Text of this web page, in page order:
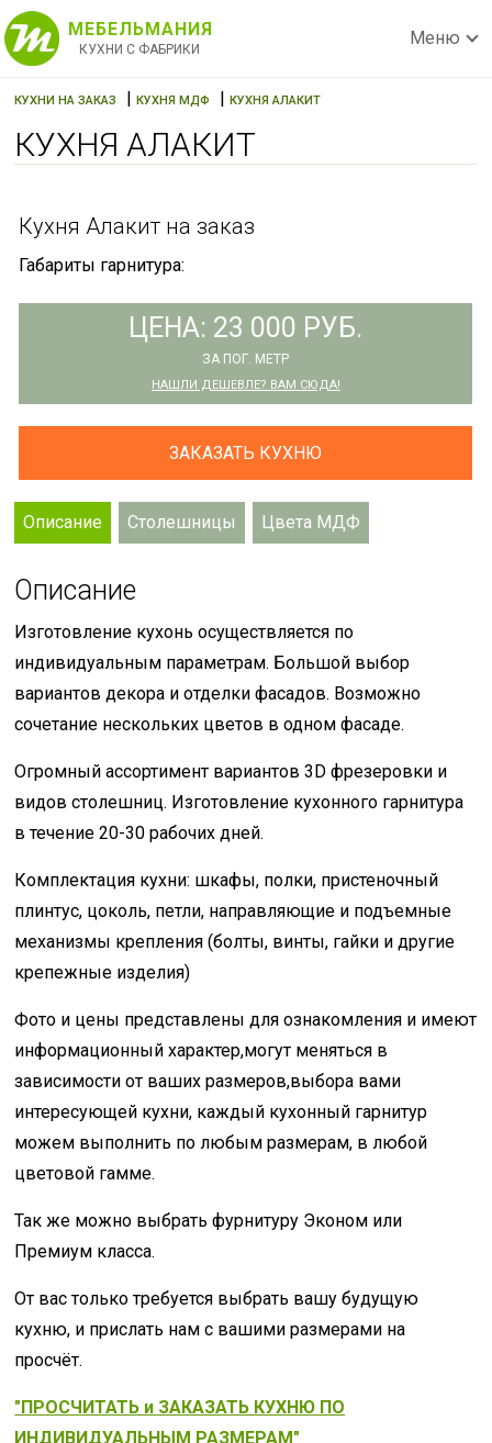
МЕБЕЛЬМАНИЯ
КУХНИ С ФАБРИКИ
Меню
КУХНИ НА ЗАКАЗ |КУХНЯ МДФ |КУХНЯ АЛАКИТ
КУХНЯ АЛАКИТ
Кухня Алакит на заказ
Габариты гарнитура:
ЦЕНА: 23 000 РУБ.
ЗА ПОГ. МЕТР
НАШЛИ ДЕШЕВЛЕ? ВАМ СЮДА!
ЗАКАЗАТЬ КУХНЮ
Описание Столешницы Цвета МДФ
Описание
Изготовление кухонь осуществляется по
индивидуальным параметрам. Большой выбор
вариантов декора и отделки фасадов. Возможно
сочетание нескольких цветов в одном фасаде.
Огромный ассортимент вариантов 3D фрезеровки и
видов столешниц. Изготовление кухонного гарнитура
в течение 20-30 рабочих дней.
Комплектация кухни: шкафы, полки, пристеночный
плинтус, цоколь, петли, направляющие и подъемные
механизмы крепления (болты, винты, гайки и другие
крепежные изделия)
Фото и цены представлены для ознакомления и имеют
информационный характер,могут меняться в
зависимости от ваших размеров,выбора вами
интересующей кухни, каждый кухонный гарнитур
можем выполнить по любым размерам, в любой
цветовой гамме.
Так же можно выбрать фурнитуру Эконом или
Премиум класса.
От вас только требуется выбрать вашу будущую
кухню, и прислать нам с вашими размерами на
просчёт.
"ПРОСЧИТАТЬ и ЗАКАЗАТЬ КУХНЮ ПО
ИНДИВИДУАЛЬНЫМ РАЗМЕРАМ"